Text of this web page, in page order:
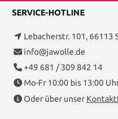
SERVICE-HOTLINE
Lebacherstr. 101, 66113
info@jawolle.de
+49 681 / 309 842 14
Mo-Fr 10:00 bis 13:00
Oder über unser